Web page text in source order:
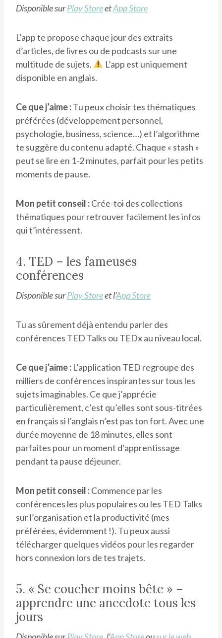
Disponible surPlay StoreetApp Store
L’app te propose chaque jour des extraits
d’articles, de livres ou de podcasts sur une
multitude de sujets.
L’app est uniquement
disponible en anglais.
Ce que j’aime :Tu peux choisir tes thématiques
préférées (développement personnel,
psychologie, business, science…) et l’algorithme
te suggère du contenu adapté. Chaque « stash »
peut se lire en 1-2 minutes, parfait pour les petits
moments de pause.
Mon petit conseil :Crée-toi des collections
thématiques pour retrouver facilement les infos
qui t’intéressent.
4. TED – les fameuses
conférences
Disponible surPlay Storeet l’App Store
Tu as sûrement déjà entendu parler des
conférences TED Talks ou TEDx au niveau local.
Ce que j’aime : L’application TED regroupe des
milliers de conférences inspirantes sur tous les
sujets imaginables. Ce que j’apprécie
particulièrement, c’est qu’elles sont sous-titrées
en français si l’anglais n’est pas ton fort. Avec une
durée moyenne de 18 minutes, elles sont
parfaites pour un moment d’apprentissage
pendant ta pause déjeuner.
Mon petit conseil :Commence par les
conférences les plus populaires ou les TED Talks
sur l’organisation et la productivité (mes
préférées, évidemment !). Tu peux aussi
télécharger quelques vidéos pour les regarder
hors connexion lors de tes trajets.
5. « Se coucher moins bête » –
apprendre une anecdote tous les
jours